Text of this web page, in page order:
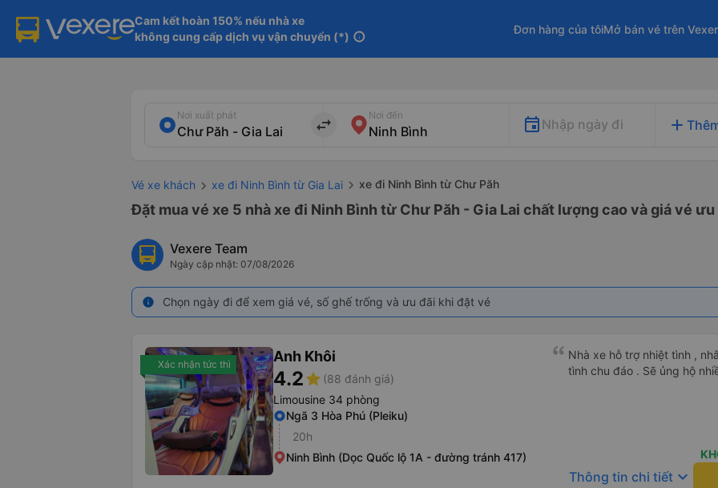
Cam kết hoàn 150% nếu nhà xe
không cung cấp dịch vụ vận chuyển (*) info
Đơn hàng của tôiMở bán vé trên
Nơi xuất phát
import_export
Nơi đến
Nhập ngày đi add
Vé xe khách xe đi Ninh Bình từ Gia Lai xe đi Ninh Bình từ Chư Păh
Đặt mua vé xe 5 nhà xe đi Ninh Bình từ Chư Păh - Gia Lai chất lượng cao và giá vé
Vexere Team
Ngày cập nhật: 07/08/2026
info Chọn ngày đi để xem giá vé, số ghế trống và ưu đãi khi đặt vé
Xác nhận tức thì Anh Khôi
4.2star (88 đánh giá)
Limousine 34 phòng
Ngã 3 Hòa Phú (Pleiku)
20h
Ninh Bình (Dọc Quốc lộ 1A - đường tránh 417)
Nhà xe hỗ trợ nhiệt tình ,
tình chu đáo . Sẽ ủng hộ
Thông tin chi tiết keyboard_arrow_down